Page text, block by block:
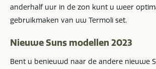
anderhalf uur in de zon kunt u weer
gebruikmaken van uw Termoli set.
Nieuwe Suns modellen 2023
Bent u benieuwd naar de andere nieuwe